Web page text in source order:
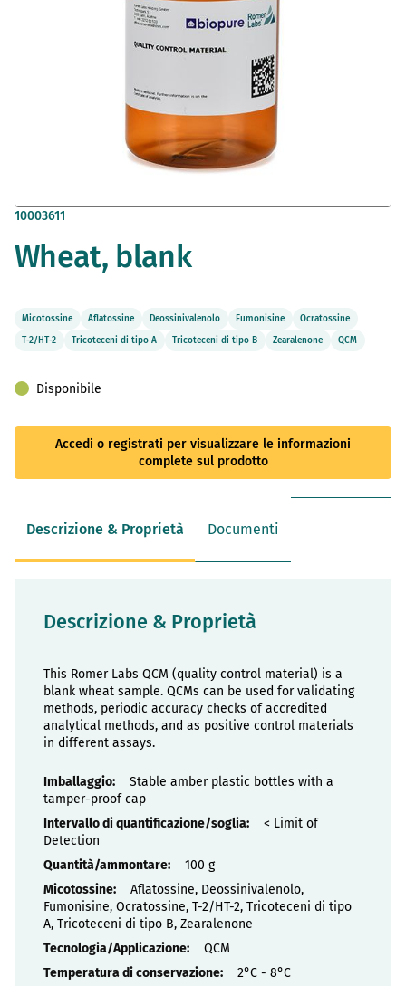
Vai
della
galleria
10003611
Wheat, blank
Micotossine Aflatossine Deossinivalenolo Fumonisine
Ocratossine
T-2/HT-2
Tricoteceni di tipo A Tricoteceni di tipo B Zearalenone QCM
Disponibile
Accedi o registrati per visualizzare le informazioni
complete sul prodotto
Descrizione & Proprietà Documenti
Descrizione & Proprietà
This Romer Labs QCM (quality control material) is a
blank wheat sample. QCMs can be used for validating
methods, periodic accuracy checks of accredited
analytical methods, and as positive control materials
in different assays.
Proprietà
Stable amber plastic bottles with a
tamper-proof cap
< Limit of
Detection
100 g
Aflatossine, Deossinivalenolo,
Fumonisine, Ocratossine, T-2/HT-2, Tricoteceni di tipo
A, Tricoteceni di tipo B, Zearalenone
QCM
2°C - 8°C